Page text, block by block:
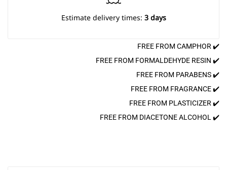
Estimate delivery times: 3 days
✔️ FREE FROM CAMPHOR
✔️ FREE FROM FORMALDEHYDE RESIN
✔️ FREE FROM PARABENS
✔️ FREE FROM FRAGRANCE
✔️ FREE FROM PLASTICIZER
✔️ FREE FROM DIACETONE ALCOHOL